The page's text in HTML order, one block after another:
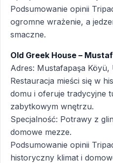
Podsumowanie opinii
ogromne wrażenie, a
smaczne.
Old Greek House –
Adres: Mustafapaşa
Restauracja mieści się w
domu i oferuje tradycyjne
zabytkowym wnętrzu.
Specjalność: Potrawy z
domowe mezze.
Podsumowanie opinii
historyczny klimat i